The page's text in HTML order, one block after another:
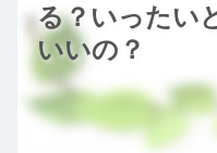
る？いったい
いいの？